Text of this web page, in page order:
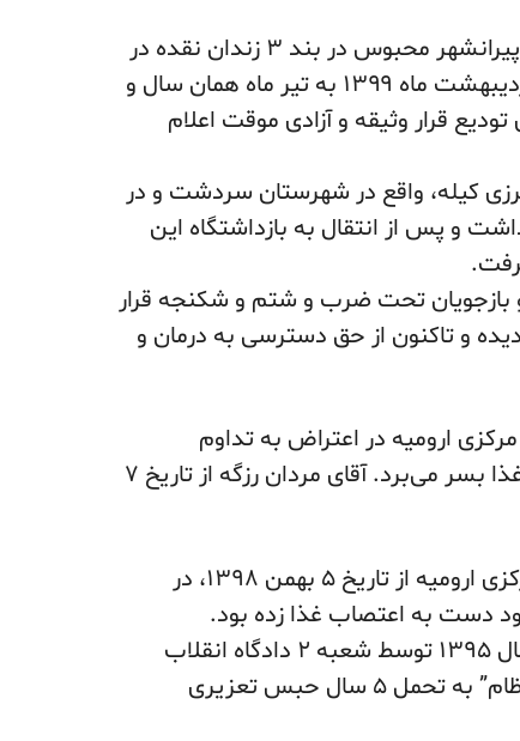
– محمد مرادی ۳۵ ساله، شهروند کرد اهل شهرستان پیرانشهر محبوس در بند ۳ زندان نقده در
اعتراض به تعلیق تاریخ دومین جلسه محاکمه از ۲۹ اردیبهشت ماه ۱۳۹۹ به تیر ماه همان سال و
قرار وثیقه و آزادی موقت اعلام
اردیبهشت ۱۳۹۷، در گذرگاه مرزی کیله، واقع در شهرستان سردشت و در
و پس از انتقال به بازداشتگاه این
و بازجویان تحت ضرب و شتم و شکنجه قرار
و تاکنون از حق دسترسی به درمان و
ارومیه در اعتراض به تداوم
بازداشت و بلاتکلیفی خود در هفدهمین روز اعتصاب غذا بسر می‌برد. آقای مردان رزگه از تاریخ ۷
– شیر پیرماوانه، زندانی سیاسی محبوس در زندان مرکزی ارومیه از تاریخ ۵ بهمن ۱۳۹۸، در
دست به اعتصاب غذا زده بود.
بشیر پیرماوانه، در اسفندماه ۹۴ بازداشت و در بهار سال ۱۳۹۵ توسط شعبه ۲ دادگاه انقلاب
ارومیه به اتهام “عضویت در یکی از گروه‌های مخالف نظام” به تحمل ۵ سال حبس تعزیری